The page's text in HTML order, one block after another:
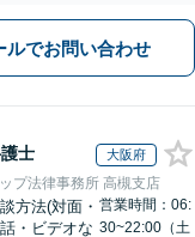
ルでお問い合わせ
士 大阪府
プ法律事務所 高槻支店
方法(対面・
・ビデオな
営業時間：06:
30~22:00（土